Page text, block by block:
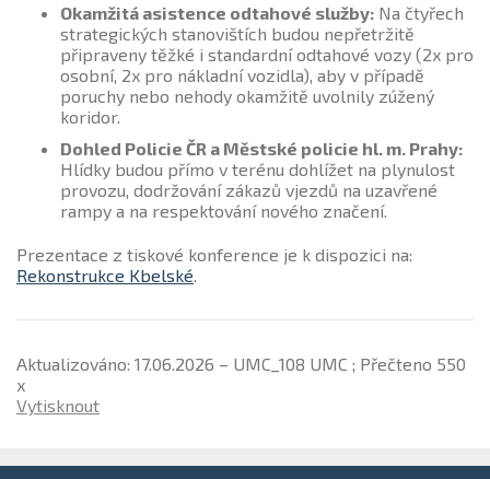
Okamžitá asistence odtahové služby: Na čtyřech
strategických stanovištích budou nepřetržitě
připraveny těžké i standardní odtahové vozy (2x pro
osobní, 2x pro nákladní vozidla), aby v případě
poruchy nebo nehody okamžitě uvolnily zúžený
koridor.
Dohled Policie ČR a Městské policie hl. m. Prahy:
Hlídky budou přímo v terénu dohlížet na plynulost
provozu, dodržování zákazů vjezdů na uzavřené
rampy a na respektování nového značení.
Prezentace z tiskové konference je k dispozici na:
Rekonstrukce Kbelské
Aktualizováno: 17.06.2026 – UMC_108 UMC ; Přečteno 550
x
Vytisknout